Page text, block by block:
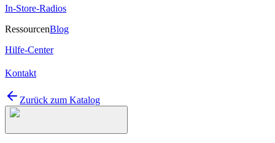
In-Store-Radios
RessourcenBlog
Hilfe-Center
Kontakt
Zurück zum Katalog